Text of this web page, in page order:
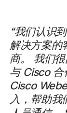
“我们认识
解决方案的
商。 我们
与 Cisco 合
Cisco
入，帮助我